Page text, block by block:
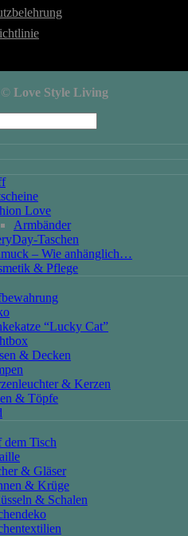
© Love Style Living
Love
Armbänder
Taschen
– Wie anhänglich…
& Pflege
“Lucky Cat”
& Decken
& Kerzen
& Töpfe
dem Tisch
& Gläser
& Krüge
& Schalen